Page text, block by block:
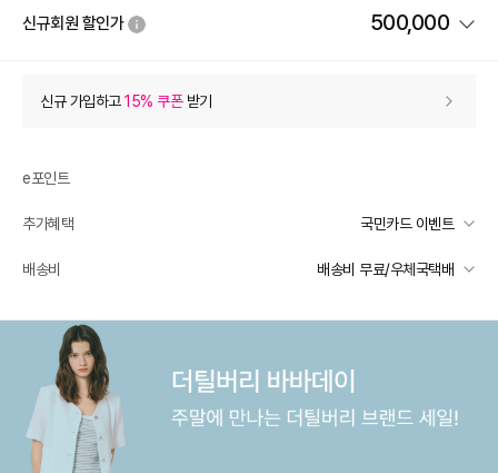
신규회원 할인가 500,000
상품 할인 (자동적용)
바바캐시 1% 할인
- 0
신규 가입하고15% 쿠폰받기
e포인트
추가혜택 국민카드 이벤트
국민카드 이벤트
카드별 무이자 할부 안내
배송비 배송비 무료/우체국택배
배송 가능 지역
전국